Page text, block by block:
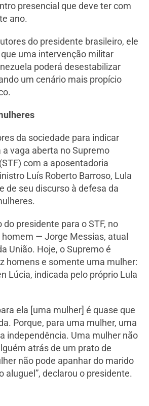
presencial que deve ter com
ano.
do presidente brasileiro, ele
uma intervenção militar
poderá desestabilizar
um cenário mais propício
da sociedade para indicar
vaga aberta no Supremo
com a aposentadoria
Luís Roberto Barroso, Lula
de seu discurso à defesa da
do presidente para o STF, no
— Jorge Messias, atual
União. Hoje, o Supremo é
homens e somente uma mulher:
Lúcia, indicada pelo próprio Lula
ela [uma mulher] é quase que
Porque, para uma mulher, uma
independência. Uma mulher não
atrás de um prato de
não pode apanhar do marido
aluguel”, declarou o presidente.